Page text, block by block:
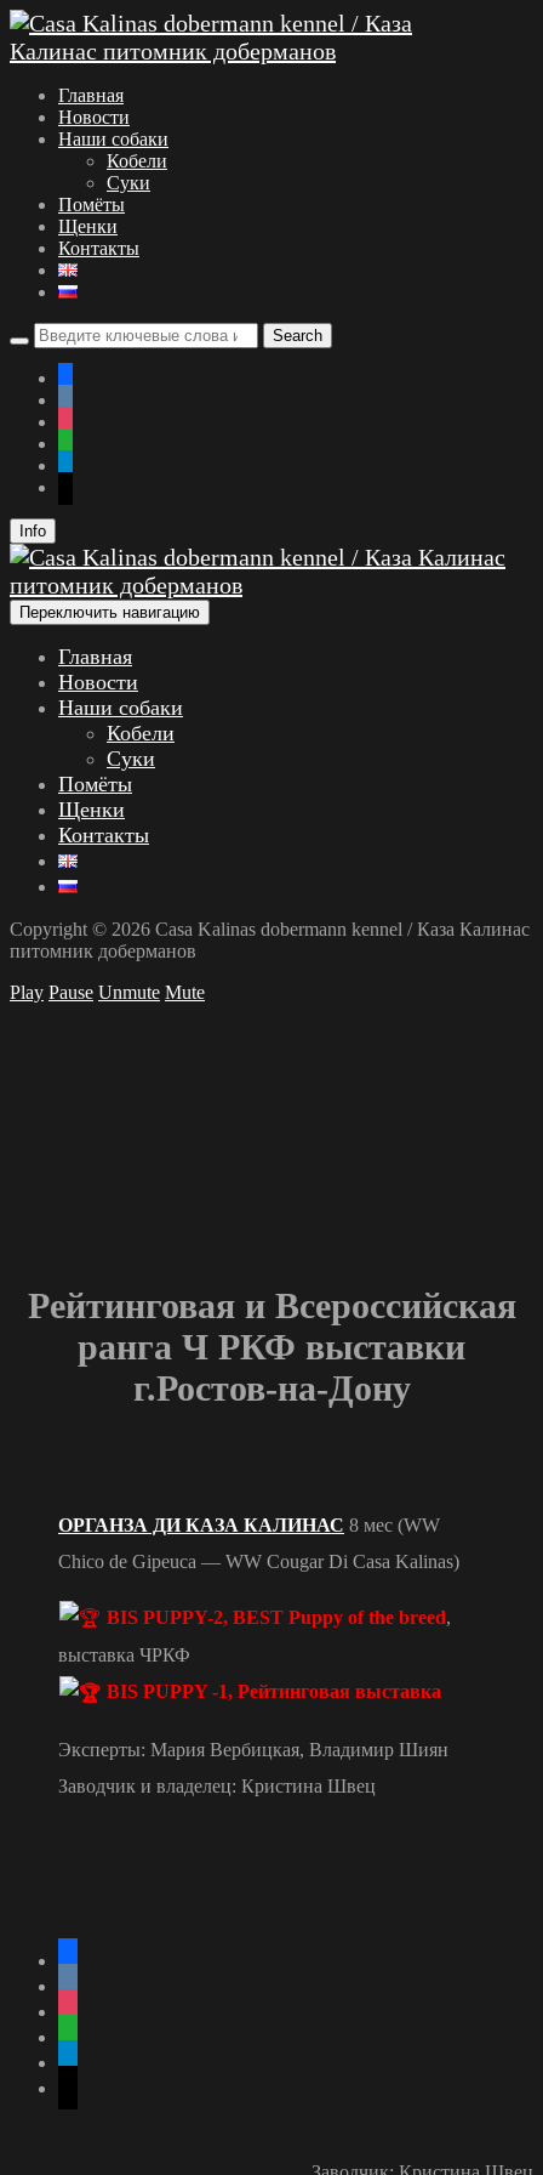
Главная
Новости
Наши собаки
Кобели
Суки
Помёты
Щенки
Контакты
Info
Переключить навигацию
Главная
Новости
Наши собаки
Кобели
Суки
Помёты
Щенки
Контакты
Copyright © 2026 Casa Kalinas dobermann kennel / Каза Калинас
питомник доберманов
Play Pause Unmute Mute
Рейтинговая и Всероссийская
ранга Ч РКФ выставки
г.Ростов-на-Дону
ОРГАНЗА ДИ КАЗА КАЛИНАС 8 мес (WW
Chico de Gipeuca — WW Cougar Di Casa Kalinas)
BIS PUPPY-2, BEST Puppy of the breed,
выставка ЧРКФ
BIS PUPPY -1, Рейтинговая выставка
Эксперты: Мария Вербицкая, Владимир Шиян
Заводчик и владелец: Кристина Швец